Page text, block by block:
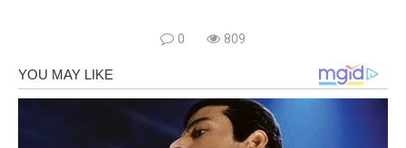
0 809